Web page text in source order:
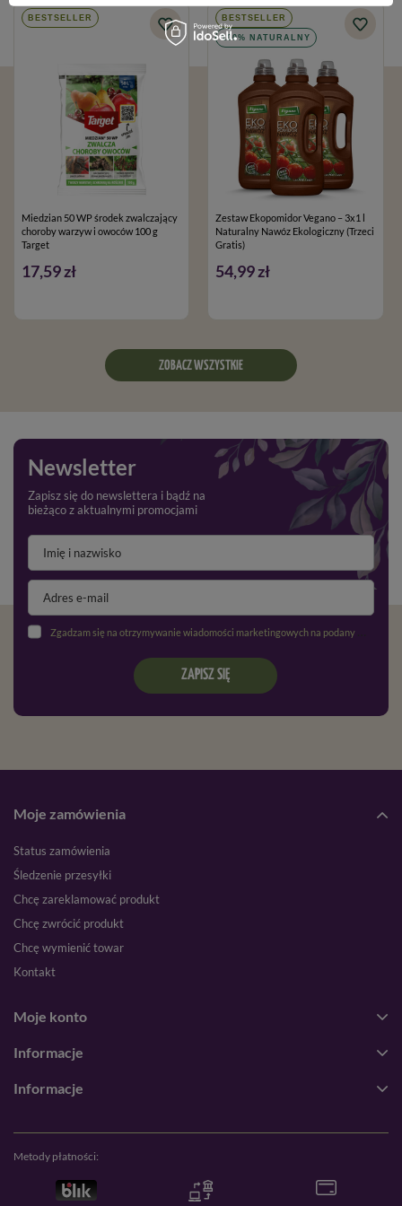
BESTSELLER
Miedzian 50 WP środek zwalczający
choroby warzyw i owoców 100 g
Target
17,59 zł
BESTSELLER
100% NATURALNY
Zestaw Ekopomidor Vegano – 3x1 l
Naturalny Nawóz Ekologiczny (Trzeci
Gratis)
54,99 zł
ZOBACZ WSZYSTKIE
Newsletter
Zapisz się do newslettera i bądź na
bieżąco z aktualnymi promocjami
Zgadzam się na otrzymywanie wiadomości marketingowych na podany adres e-mail oraz przetwarzanie danych osobowych zgodnie z
ZAPISZ SIĘ
Moje zamówienia
Status zamówienia
Śledzenie przesyłki
Chcę zareklamować produkt
Chcę zwrócić produkt
Chcę wymienić towar
Kontakt
Moje konto
Informacje
Informacje
Metody płatności: